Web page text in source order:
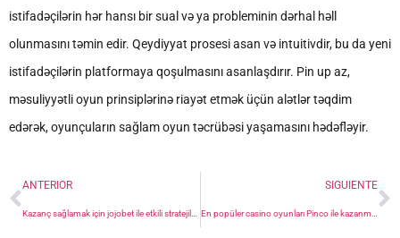
istifadəçilərin hər hansı bir sual və ya probleminin dərhal həll
olunmasını təmin edir. Qeydiyyat prosesi asan və intuitivdir, bu da yeni
istifadəçilərin platformaya qoşulmasını asanlaşdırır. Pin up az,
məsuliyyətli oyun prinsiplərinə riayət etmək üçün alətlər təqdim
edərək, oyunçuların sağlam oyun təcrübəsi yaşamasını hədəfləyir.
ANTERIOR
Kazanç sağlamak için jojobet ile etkili stratejiler keşfedin
SIGUIENTE
En popüler casino oyunları Pinco ile kazanmanın yolları